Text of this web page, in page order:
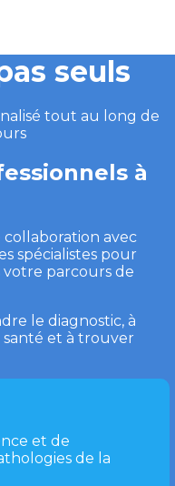
seuls
tout au long de
à
avec
spécialistes pour
parcours de
le diagnostic, à
santé et à trouver
et de
de la